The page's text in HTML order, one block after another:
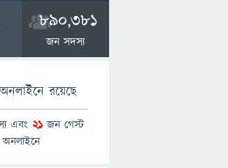
890,381
জন সদস্য
রয়েছে
এবং 21 জন গেস্ট
অনলাইনে